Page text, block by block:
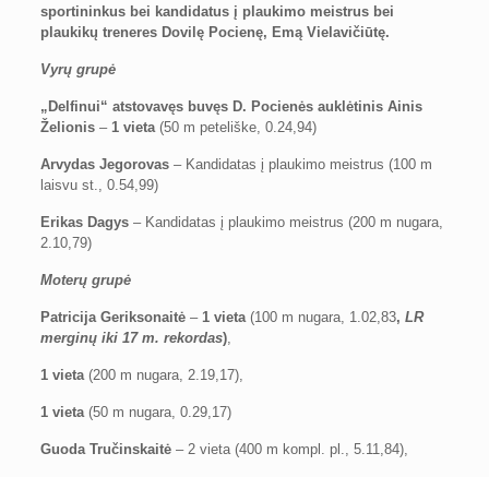
sportininkus bei kandidatus į plaukimo meistrus bei
plaukikų treneres Dovilę Pocienę, Emą Vielavičiūtę.
Vyrų grupė
„Delfinui“ atstovavęs buvęs D. Pocienės auklėtinis Ainis
Želionis – 1 vieta(50 m peteliške, 0.24,94)
Arvydas Jegorovas – Kandidatas į plaukimo meistrus (100 m
laisvu st., 0.54,99)
Erikas Dagys – Kandidatas į plaukimo meistrus (200 m nugara,
2.10,79)
Moterų grupė
Patricija Geriksonaitė –1 vieta(100 m nugara, 1.02,83, LR
merginų iki 17 m. rekordas),
1 vieta(200 m nugara, 2.19,17),
1 vieta (50 m nugara, 0.29,17)
Guoda Tručinskaitė – 2 vieta (400 m kompl. pl., 5.11,84),